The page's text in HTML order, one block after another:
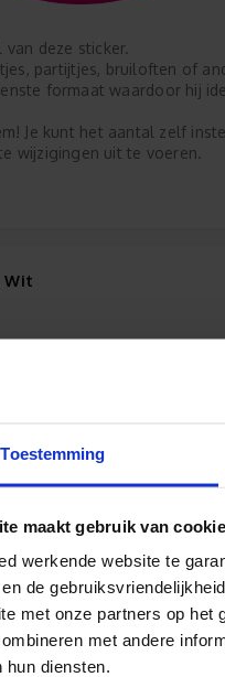
Toestemming
maakt gebruik van
werkende website te
de
met onze partners op het
met andere
hun diensten.
deze sticker.
partijtjes, bruiloften of
formaat waardoor hij
Je kunt het aantal zelf
wijzigingen uit te voeren.
Wit